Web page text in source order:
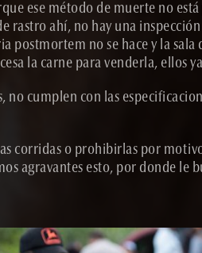
ese método de muerte no
rastro ahí, no hay una
postmortem no se hace y la
la carne para venderla, ellos
no cumplen con las
corridas o prohibirlas por
agravantes esto, por donde le